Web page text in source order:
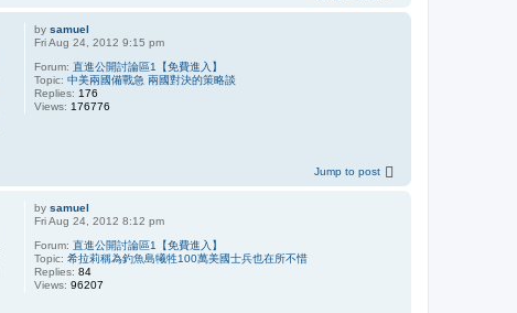
bysamuel
Fri Aug 24, 2012 9:15 pm
Forum:直進公開討論區1【免費進入】
Topic:中美兩國備戰急 兩國對決的策略談
Replies: 176
Views: 176776
Jump to post
bysamuel
Fri Aug 24, 2012 8:12 pm
Forum:直進公開討論區1【免費進入】
Topic:希拉莉稱為釣魚島犧牲100萬美國士兵也在所不惜
Replies:84
Views:96207